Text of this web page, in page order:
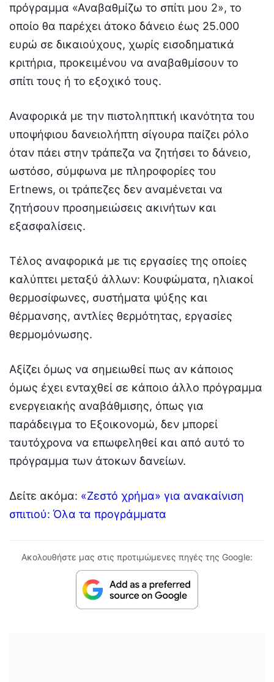
πρόγραμμα «Αναβαθμίζω το σπίτι μου 2», το
οποίο θα παρέχει άτοκο δάνειο έως 25.000
ευρώ σε δικαιούχους, χωρίς εισοδηματικά
κριτήρια, προκειμένου να αναβαθμίσουν το
σπίτι τους ή το εξοχικό τους.
Αναφορικά με την πιστοληπτική ικανότητα του
υποψήφιου δανειολήπτη σίγουρα παίζει ρόλο
όταν πάει στην τράπεζα να ζητήσει το δάνειο,
ωστόσο, σύμφωνα με πληροφορίες του
Ertnews, οι τράπεζες δεν αναμένεται να
ζητήσουν προσημειώσεις ακινήτων και
εξασφαλίσεις.
Τέλος αναφορικά με τις εργασίες της οποίες
καλύπτει μεταξύ άλλων: Κουφώματα, ηλιακοί
θερμοσίφωνες, συστήματα ψύξης και
θέρμανσης, αντλίες θερμότητας, εργασίες
θερμομόνωσης.
Αξίζει όμως να σημειωθεί πως αν κάποιος
όμως έχει ενταχθεί σε κάποιο άλλο πρόγραμμα
ενεργειακής αναβάθμισης, όπως για
παράδειγμα το Εξοικονομώ, δεν μπορεί
ταυτόχρονα να επωφεληθεί και από αυτό το
πρόγραμμα των άτοκων δανείων.
Δείτε ακόμα: «Ζεστό χρήμα» για ανακαίνιση
σπιτιού: Όλα τα προγράμματα
Ακολουθήστε μας στις προτιμώμενες πηγές της Google: